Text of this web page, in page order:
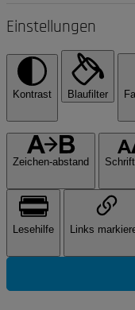
Einstellungen
Kontrast Blaufilter
Zeichen-abstand
Lesehilfe Links